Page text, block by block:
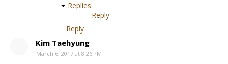
Replies
Reply
Reply
Kim Taehyung
March 6, 2017 at 8:26 PM